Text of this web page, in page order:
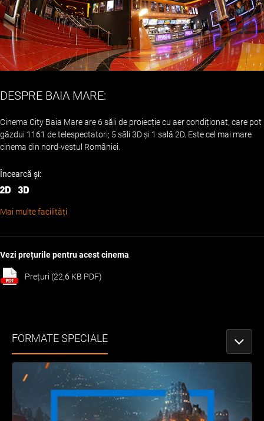
DESPRE BAIA MARE:
Cinema City Baia Mare are 6 săli de proiecție cu aer condiționat, care pot
găzdui 1161 de telespectatori; 5 săli 3D și 1 sală 2D. Este cel mai mare
cinema din nord-vestul României.
Încearcă și:
Mai multe facilități
Vezi prețurile pentru acest cinema
Prețuri (22,6 KB PDF)
FORMATE SPECIALE